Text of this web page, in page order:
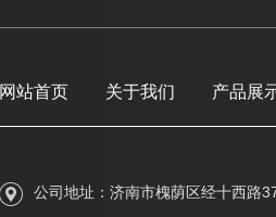
网站首页 关于我们 产品展
公司地址：济南市槐荫区经十西路